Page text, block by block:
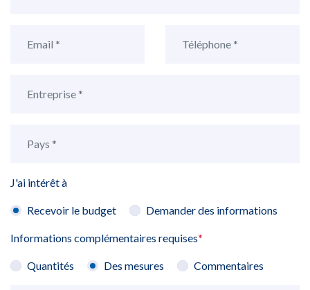
J'ai intérêt à
Recevoir le budget Demander des informations
Informations complémentaires requises*
Quantités Des mesures Commentaires